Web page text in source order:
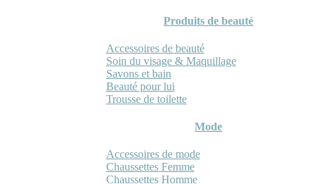
Produits de beauté
Accessoires de beauté
Soin du visage & Maquillage
Savons et bain
Beauté pour lui
Trousse de toilette
Mode
Accessoires de mode
Chaussettes Femme
Chaussettes Homme